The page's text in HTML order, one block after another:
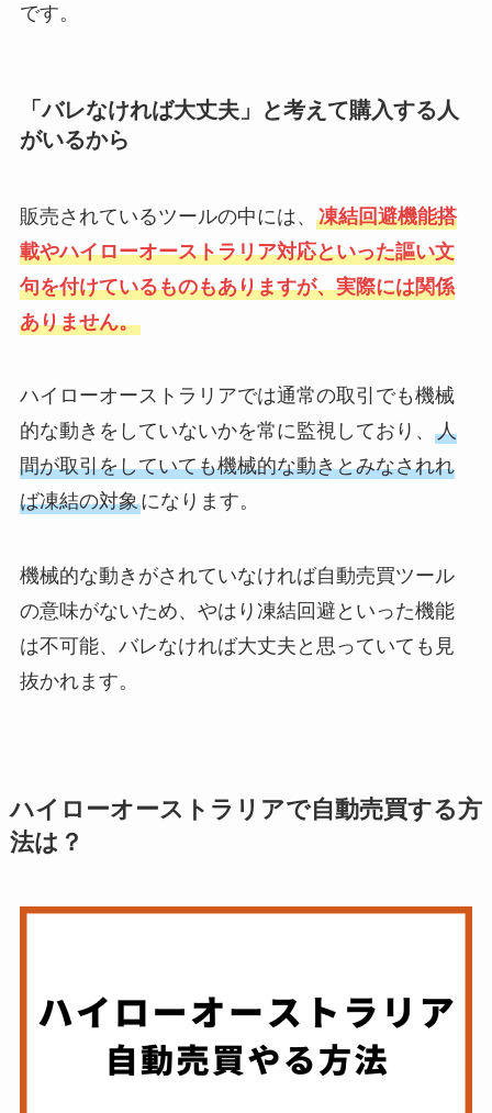
です。
「バレなければ大丈夫」と考えて購入する人
がいるから
販売されているツールの中には、 凍結回避機能搭
載やハイローオーストラリア対応といった謳い文
句を付けているものもありますが、実際には関係
ありません。
ハイローオーストラリアでは通常の取引でも機械
的な動きをしていないかを常に監視しており、 人
間が取引をしていても機械的な動きとみなされれ
ば凍結の対象になります。
機械的な動きがされていなければ自動売買ツール
の意味がないため、やはり凍結回避といった機能
は不可能、バレなければ大丈夫と思っていても見
抜かれます。
ハイローオーストラリアで自動売買する方
法は？